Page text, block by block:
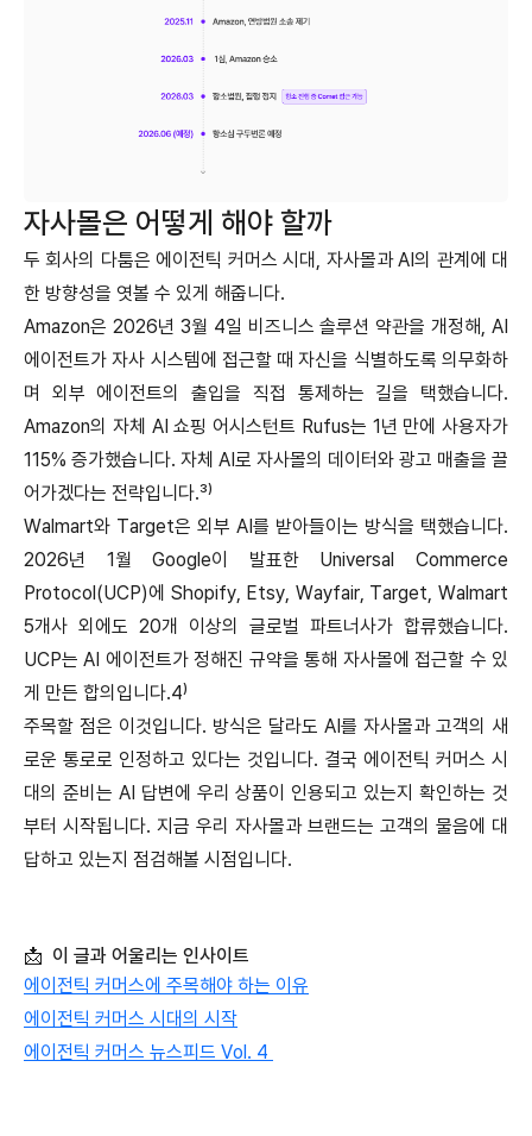
자사몰은 어떻게 해야 할까
두 회사의 다툼은 에이전틱 커머스 시대, 자사몰과 AI의 관계에 대
한 방향성을 엿볼 수 있게 해줍니다.
Amazon은 2026년 3월 4일 비즈니스 솔루션 약관을 개정해, AI
에이전트가 자사 시스템에 접근할 때 자신을 식별하도록 의무화하
며 외부 에이전트의 출입을 직접 통제하는 길을 택했습니다.
Amazon의 자체 AI 쇼핑 어시스턴트 Rufus는 1년 만에 사용자가
115% 증가했습니다. 자체 AI로 자사몰의 데이터와 광고 매출을 끌
어가겠다는 전략입니다.³⁾
Walmart와 Target은 외부 AI를 받아들이는 방식을 택했습니다.
2026년 1월 Google이 발표한 Universal Commerce
Protocol(UCP)에 Shopify, Etsy, Wayfair, Target, Walmart
5개사 외에도 20개 이상의 글로벌 파트너사가 합류했습니다.
UCP는 AI 에이전트가 정해진 규약을 통해 자사몰에 접근할 수 있
게 만든 합의입니다.4⁾
주목할 점은 이것입니다. 방식은 달라도 AI를 자사몰과 고객의 새
로운 통로로 인정하고 있다는 것입니다. 결국 에이전틱 커머스 시
대의 준비는 AI 답변에 우리 상품이 인용되고 있는지 확인하는 것
부터 시작됩니다. 지금 우리 자사몰과 브랜드는 고객의 물음에 대
답하고 있는지 점검해볼 시점입니다.
📩 이 글과 어울리는 인사이트
에이전틱 커머스에 주목해야 하는 이유
에이전틱 커머스 시대의 시작
에이전틱 커머스 뉴스피드 Vol. 4